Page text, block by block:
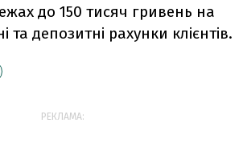
до 150 тисяч гривень на
та депозитні рахунки клієнтів.
РЕКЛАМА: